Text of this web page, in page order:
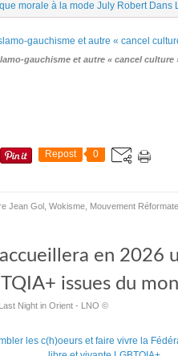
gauchisme et autre « cancel
Repost 0
Jean Gol Wokisme Mouvement
en 2026
issues du
Night in Orient - LNO ©